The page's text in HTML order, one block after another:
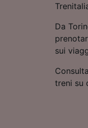
Da
sui
treni su